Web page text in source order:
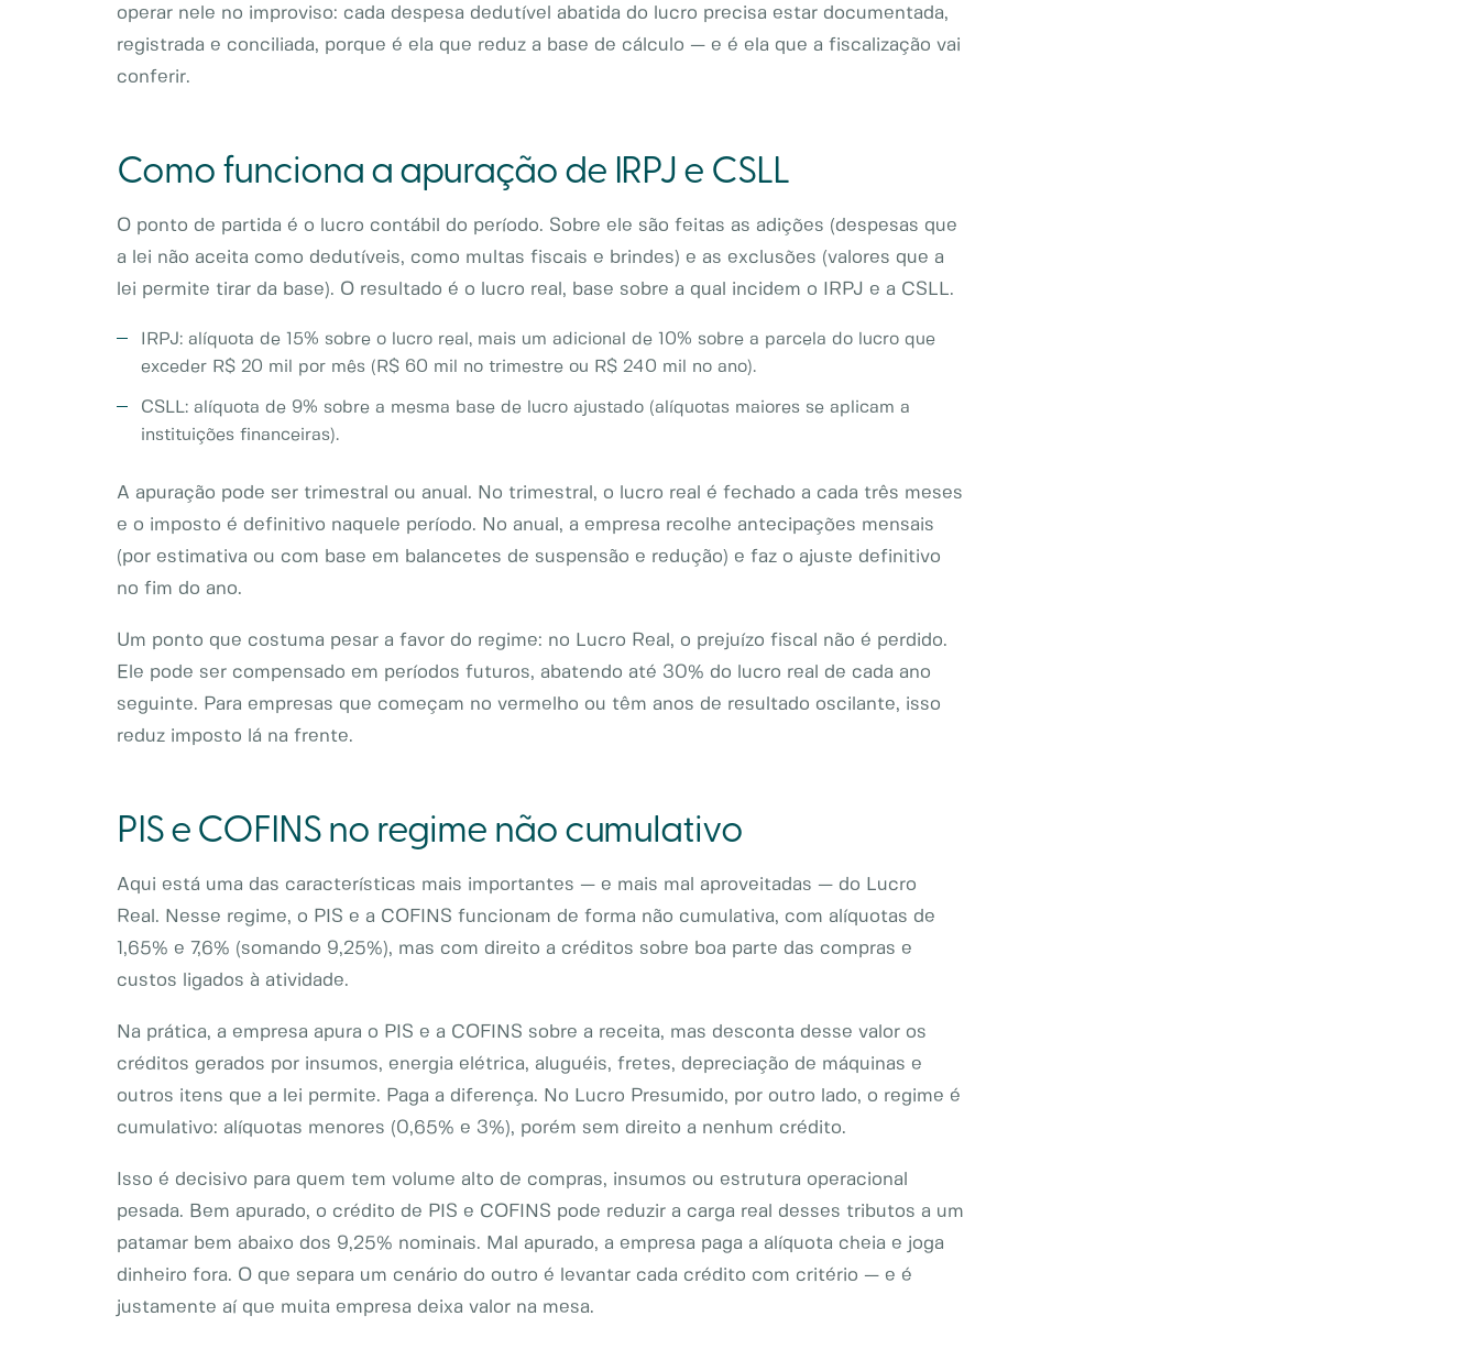
operar nele no improviso: cada despesa dedutível abatida do lucro precisa estar documentada,
registrada e conciliada, porque é ela que reduz a base de cálculo — e é ela que a fiscalização vai
conferir.
Como funciona a apuração de IRPJ e CSLL
O ponto de partida é o lucro contábil do período. Sobre ele são feitas as adições (despesas que
a lei não aceita como dedutíveis, como multas fiscais e brindes) e as exclusões (valores que a
lei permite tirar da base). O resultado é o lucro real, base sobre a qual incidem o IRPJ e a CSLL.
IRPJ: alíquota de 15% sobre o lucro real, mais um adicional de 10% sobre a parcela do lucro que
exceder R$ 20 mil por mês (R$ 60 mil no trimestre ou R$ 240 mil no ano).
CSLL: alíquota de 9% sobre a mesma base de lucro ajustado (alíquotas maiores se aplicam a
instituições financeiras).
A apuração pode ser trimestral ou anual. No trimestral, o lucro real é fechado a cada três meses
e o imposto é definitivo naquele período. No anual, a empresa recolhe antecipações mensais
(por estimativa ou com base em balancetes de suspensão e redução) e faz o ajuste definitivo
no fim do ano.
Um ponto que costuma pesar a favor do regime: no Lucro Real, o prejuízo fiscal não é perdido.
Ele pode ser compensado em períodos futuros, abatendo até 30% do lucro real de cada ano
seguinte. Para empresas que começam no vermelho ou têm anos de resultado oscilante, isso
reduz imposto lá na frente.
PIS e COFINS no regime não cumulativo
Aqui está uma das características mais importantes — e mais mal aproveitadas — do Lucro
Real. Nesse regime, o PIS e a COFINS funcionam de forma não cumulativa, com alíquotas de
1,65% e 7,6% (somando 9,25%), mas com direito a créditos sobre boa parte das compras e
custos ligados à atividade.
Na prática, a empresa apura o PIS e a COFINS sobre a receita, mas desconta desse valor os
créditos gerados por insumos, energia elétrica, aluguéis, fretes, depreciação de máquinas e
outros itens que a lei permite. Paga a diferença. No Lucro Presumido, por outro lado, o regime é
cumulativo: alíquotas menores (0,65% e 3%), porém sem direito a nenhum crédito.
Isso é decisivo para quem tem volume alto de compras, insumos ou estrutura operacional
pesada. Bem apurado, o crédito de PIS e COFINS pode reduzir a carga real desses tributos a um
patamar bem abaixo dos 9,25% nominais. Mal apurado, a empresa paga a alíquota cheia e joga
dinheiro fora. O que separa um cenário do outro é levantar cada crédito com critério — e é
justamente aí que muita empresa deixa valor na mesa.